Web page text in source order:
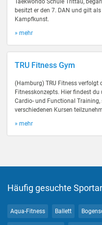
Taekwondo Schule Trittau,
besitzt er den 7. DAN und gilt
Kampfkunst.
» mehr
TRU Fitness Gym
(Hamburg) TRU Fitness verfolgt
Fitnesskonzepts. Hier findest du
Cardio- und Functional
verschiedenen Kursen
» mehr
Häufig gesuchte
Aqua-Fitness Ballett